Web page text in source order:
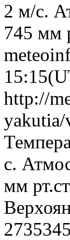
2 м/с.
745 мм
http://
с.
мм